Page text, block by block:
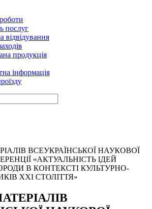
послуг
відвідування
продукція
інформація